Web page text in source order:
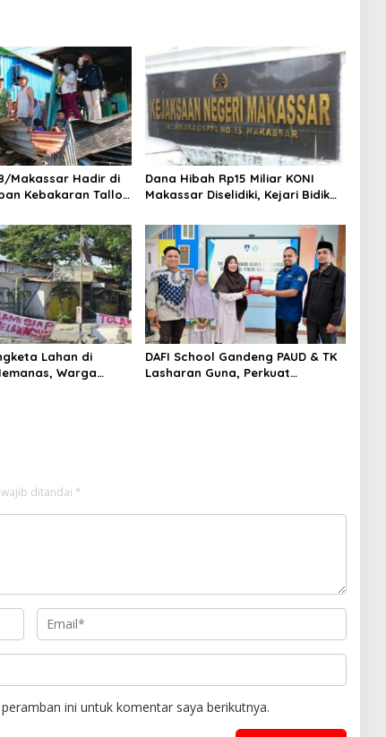
Makassar Hadir di
Kebakaran Tallo,
Dana Hibah Rp15 Miliar KONI
Makassar Diselidiki, Kejari Bidik
Pengurus
Lahan di
Warga
DAFI School Gandeng PAUD & TK
Lasharan Guna, Perkuat
wajib ditandai *
ini untuk komentar saya berikutnya.